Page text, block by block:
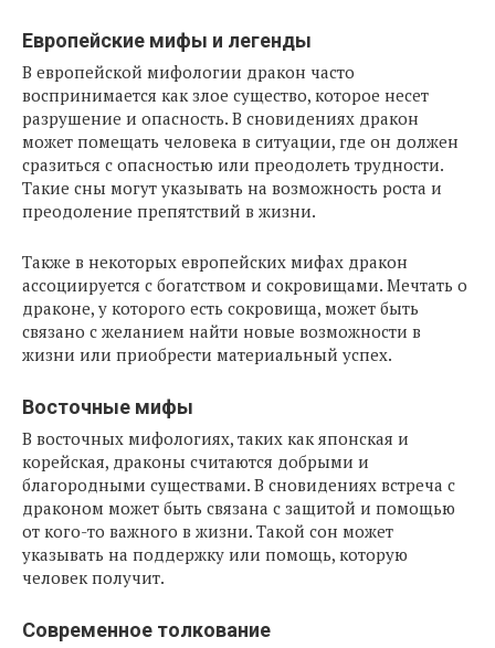
Европейские мифы и легенды
В европейской мифологии дракон часто
воспринимается как злое существо, которое несет
разрушение и опасность. В сновидениях дракон
может помещать человека в ситуации, где он должен
сразиться с опасностью или преодолеть трудности.
Такие сны могут указывать на возможность роста и
преодоление препятствий в жизни.
Также в некоторых европейских мифах дракон
ассоциируется с богатством и сокровищами. Мечтать о
драконе, у которого есть сокровища, может быть
связано с желанием найти новые возможности в
жизни или приобрести материальный успех.
Восточные мифы
В восточных мифологиях, таких как японская и
корейская, драконы считаются добрыми и
благородными существами. В сновидениях встреча с
драконом может быть связана с защитой и помощью
от кого-то важного в жизни. Такой сон может
указывать на поддержку или помощь, которую
человек получит.
Современное толкование